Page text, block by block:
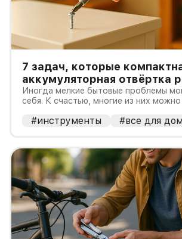
7 задач, которые
аккумуляторная отвёртка
минут
Иногда мелкие бытовые проблемы
себя. К счастью, многие из них
#инструменты #все для